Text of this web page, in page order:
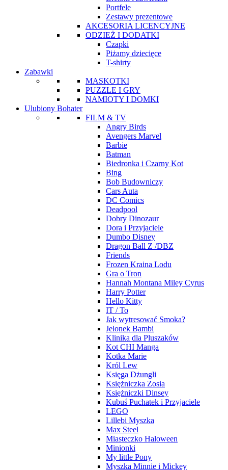
Portfele
Zestawy prezentowe
AKCESORIA LICENCYJNE
ODZIEŻ I DODATKI
Czapki
Piżamy dziecięce
T-shirty
Zabawki
MASKOTKI
PUZZLE I GRY
NAMIOTY I DOMKI
Ulubiony Bohater
FILM & TV
Angry Birds
Avengers Marvel
Barbie
Batman
Biedronka i Czarny Kot
Bing
Bob Budowniczy
Cars Auta
DC Comics
Deadpool
Dobry Dinozaur
Dora i Przyjaciele
Dumbo Disney
Dragon Ball Z /DBZ
Friends
Frozen Kraina Lodu
Gra o Tron
Hannah Montana Miley Cyrus
Harry Potter
Hello Kitty
IT / To
Jak wytresować Smoka?
Jelonek Bambi
Klinika dla Pluszaków
Kot CHI Manga
Kotka Marie
Król Lew
Księga Dżungli
Księżniczka Zosia
Księżniczki Dinsey
Kubuś Puchatek i Przyjaciele
LEGO
Lillebi Myszka
Max Steel
Miasteczko Haloween
Minionki
My little Pony
Myszka Minnie i Mickey